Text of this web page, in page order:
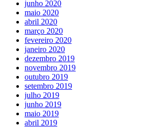
junho 2020
maio 2020
abril 2020
março 2020
fevereiro 2020
janeiro 2020
dezembro 2019
novembro 2019
outubro 2019
setembro 2019
julho 2019
junho 2019
maio 2019
abril 2019